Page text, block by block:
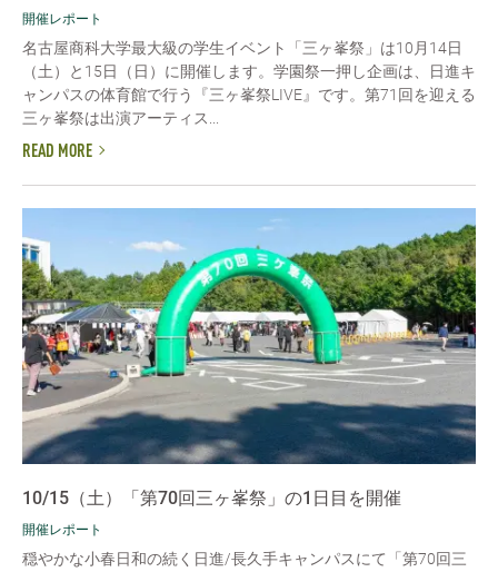
開催レポート
名古屋商科大学最大級の学生イベント「三ヶ峯祭」は10月14日
（土）と15日（日）に開催します。学園祭一押し企画は、日進キ
ャンパスの体育館で行う『三ヶ峯祭LIVE』です。第71回を迎える
三ヶ峯祭は出演アーティス...
READ MORE
10/15（土）「第70回三ヶ峯祭」の1日目を開催
開催レポート
穏やかな小春日和の続く日進/長久手キャンパスにて「第70回三